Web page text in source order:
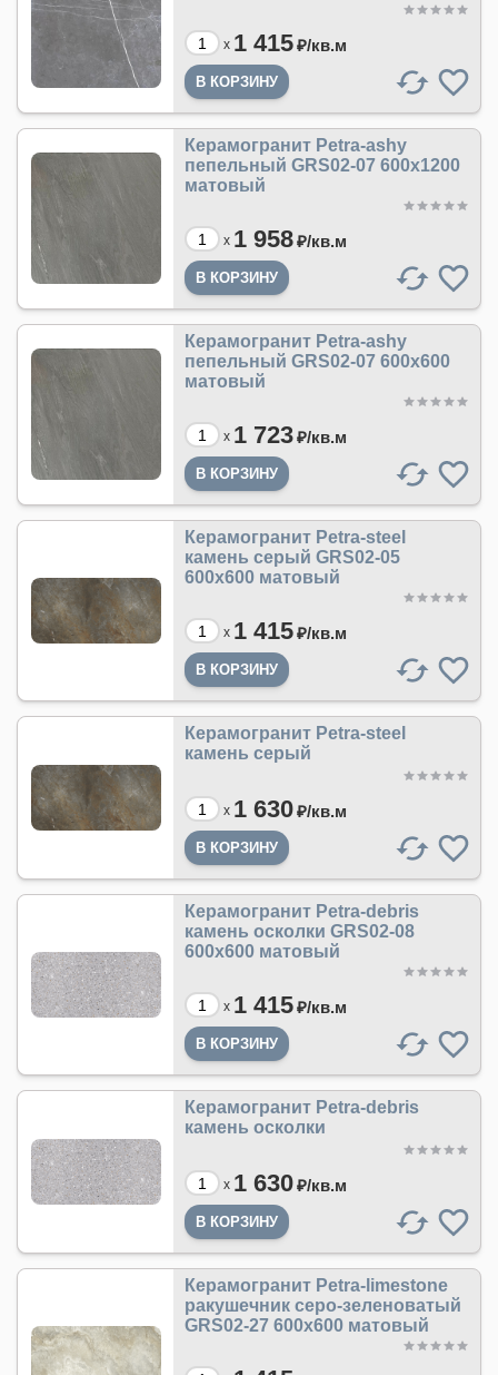
x 1 415₽/кв.м
Керамогранит Petra-ashy
пепельный GRS02-07 600х1200
матовый
x 1 958₽/кв.м
Керамогранит Petra-ashy
пепельный GRS02-07 600х600
матовый
x 1 723₽/кв.м
Керамогранит Petra-steel
камень серый GRS02-05
600х600 матовый
x 1 415₽/кв.м
Керамогранит Petra-steel
камень серый
x 1 630₽/кв.м
Керамогранит Petra-debris
камень осколки GRS02-08
600х600 матовый
x 1 415₽/кв.м
Керамогранит Petra-debris
камень осколки
x 1 630₽/кв.м
Керамогранит Petra-limestone
ракушечник серо-зеленоватый
GRS02-27 600х600 матовый